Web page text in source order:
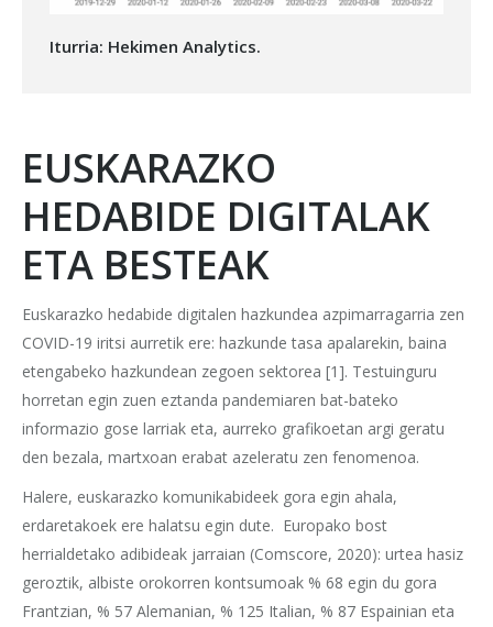
Iturria: Hekimen Analytics.
EUSKARAZKO
HEDABIDE DIGITALAK
ETA BESTEAK
Euskarazko hedabide digitalen hazkundea azpimarragarria zen
COVID-19 iritsi aurretik ere: hazkunde tasa apalarekin, baina
etengabeko hazkundean zegoen sektorea [1]. Testuinguru
horretan egin zuen eztanda pandemiaren bat-bateko
informazio gose larriak eta, aurreko grafikoetan argi geratu
den bezala, martxoan erabat azeleratu zen fenomenoa.
Halere, euskarazko komunikabideek gora egin ahala,
erdaretakoek ere halatsu egin dute. Europako bost
herrialdetako adibideak jarraian (Comscore, 2020): urtea hasiz
geroztik, albiste orokorren kontsumoak % 68 egin du gora
Frantzian, % 57 Alemanian, % 125 Italian, % 87 Espainian eta